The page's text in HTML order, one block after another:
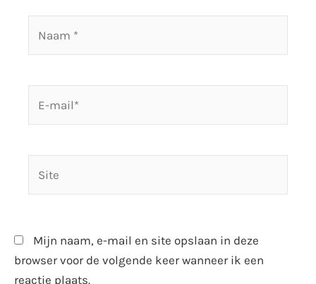
Mijn naam, e-mail en site opslaan in deze
browser voor de volgende keer wanneer ik een
reactie plaats.